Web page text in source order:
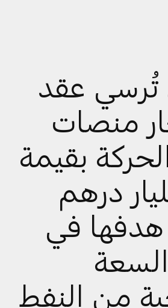
تُرسي عقد
منصات
بقيمة
مليار درهم
في
من النفط